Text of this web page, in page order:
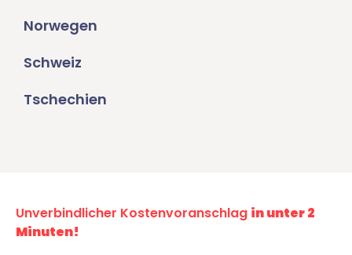
Norwegen
Schweiz
Tschechien
Unverbindlicher Kostenvoranschlag in unter 2
Minuten!